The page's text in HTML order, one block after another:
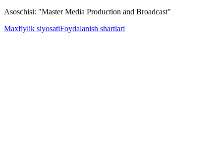
Asoschisi: "Master Media Production and Broadcast"
Maxfiylik siyosatiFoydalanish shartlari